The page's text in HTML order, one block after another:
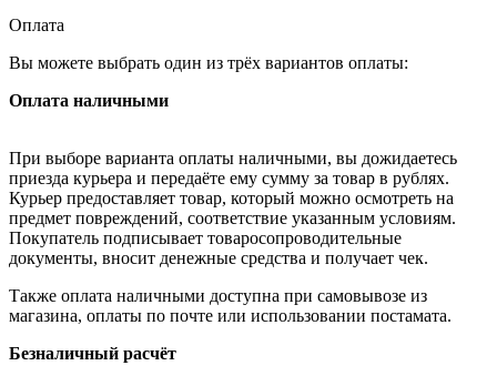
Оплата
Вы можете выбрать один из трёх вариантов оплаты:
Оплата наличными
При выборе варианта оплаты наличными, вы дожидаетесь
приезда курьера и передаёте ему сумму за товар в рублях.
Курьер предоставляет товар, который можно осмотреть на
предмет повреждений, соответствие указанным условиям.
Покупатель подписывает товаросопроводительные
документы, вносит денежные средства и получает чек.
Также оплата наличными доступна при самовывозе из
магазина, оплаты по почте или использовании постамата.
Безналичный расчёт